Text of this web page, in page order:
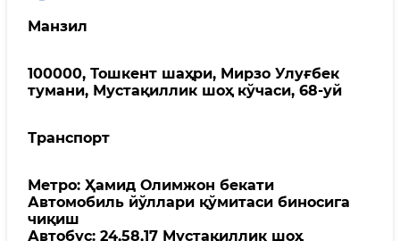
Манзил
100000, Тошкент шаҳри, Мирзо Улуғбек
тумани, Мустақиллик шоҳ кўчаси, 68-уй
Транспорт
Метро: Ҳамид Олимжон бекати
Автомобиль йўллари қўмитаси биносига
чиқиш
Автобус: 24,58,17 Мустақиллик шоҳ